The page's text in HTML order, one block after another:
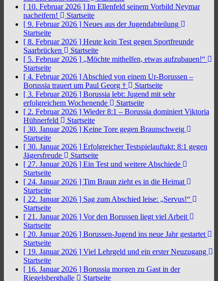
[ 10. Februar 2026 ] Im Ellenfeld seinem Vorbild Neymar
nacheifern!
Startseite
[ 9. Februar 2026 ] Neues aus der Jugendabteilung
Startseite
[ 8. Februar 2026 ] Heute kein Test gegen Sportfreunde
Saarbrücken
Startseite
[ 5. Februar 2026 ] „Möchte mithelfen, etwas aufzubauen!“
Startseite
[ 4. Februar 2026 ] Abschied von einem Ur-Borussen –
Borussia trauert um Paul Georg †
Startseite
[ 3. Februar 2026 ] Borussia lebt: Jugend mit sehr
erfolgreichem Wochenende
Startseite
[ 2. Februar 2026 ] Wieder 8:1 – Borussia dominiert Viktoria
Hühnerfeld
Startseite
[ 30. Januar 2026 ] Keine Tore gegen Braunschweig
Startseite
[ 30. Januar 2026 ] Erfolgreicher Testspielauftakt: 8:1 gegen
Jägersfreude
Startseite
[ 27. Januar 2026 ] Ein Test und weitere Abschiede
Startseite
[ 24. Januar 2026 ] Tim Braun zieht es in die Heimat
Startseite
[ 22. Januar 2026 ] Sag zum Abschied leise: „Servus!“
Startseite
[ 21. Januar 2026 ] Vor den Borussen liegt viel Arbeit
Startseite
[ 20. Januar 2026 ] Borussen-Jugend ins neue Jahr gestartet
Startseite
[ 19. Januar 2026 ] Viel Lehrgeld und ein erster Neuzugang
Startseite
[ 16. Januar 2026 ] Borussia morgen zu Gast in der
Riegelsberghalle
Startseite